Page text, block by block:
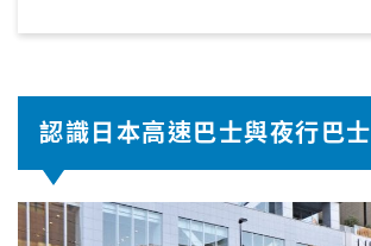
認識日本高速巴士與夜行巴士